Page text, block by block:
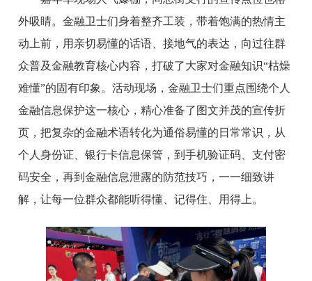
外吸睛。金融卫士们身着整齐工装，带着饱满的热情主
动上前，用亲切易懂的话语、接地气的表达，向过往群
众普及金融教育核心内容，打破了大家对金融知识“枯燥
难懂”的固有印象。活动现场，金融卫士们重点围绕个人
金融信息保护这一核心，精心准备了图文并茂的宣传折
页，把复杂的金融术语转化为通俗易懂的日常常识，从
个人身份证、银行卡信息保管，到手机验证码、支付密
码安全，再到金融信息泄露的防范技巧，一一细致讲
解，让每一位群众都能听得懂、记得住、用得上。